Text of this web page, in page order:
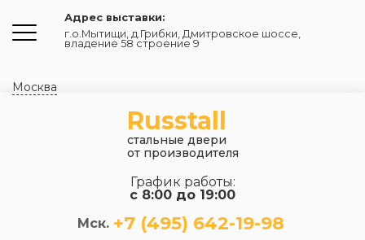
Адрес выставки:
г.о.Мытищи, д.Грибки, Дмитровское шоссе,
владение 58 строение 9
Москва
Russtall
стальные двери
от производителя
График работы:
с 8:00 до 19:00
Мск. +7 (495) 642-19-98